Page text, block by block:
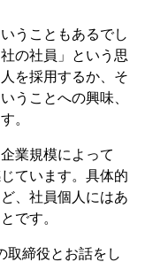
うこともあるでし
の社員」という思
を採用するか、そ
うことへの興味、
。
業規模によって
ています。具体的
、社員個人にはあ
です。
取締役とお話をし